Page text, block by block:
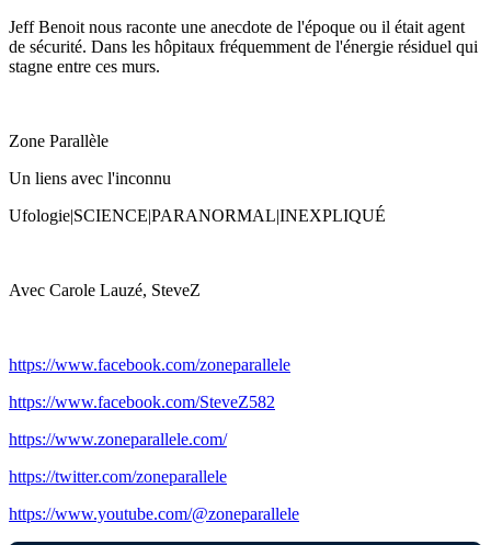
Jeff Benoit nous raconte une anecdote de l'époque ou il était agent
de sécurité. Dans les hôpitaux fréquemment de l'énergie résiduel qui
stagne entre ces murs.
Zone Parallèle
Un liens avec l'inconnu
Ufologie|SCIENCE|PARANORMAL|INEXPLIQUÉ
Avec Carole Lauzé, SteveZ
https://www.facebook.com/zoneparallele
https://www.facebook.com/SteveZ582
https://www.zoneparallele.com/
https://twitter.com/zoneparallele
https://www.youtube.com/@zoneparallele